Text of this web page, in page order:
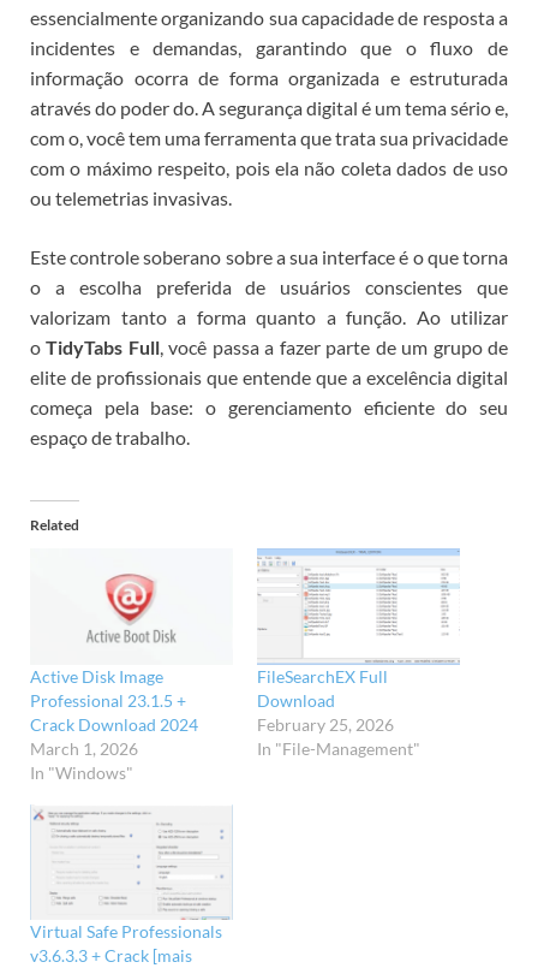
essencialmente organizando sua capacidade de resposta a
incidentes e demandas, garantindo que o fluxo de
informação ocorra de forma organizada e estruturada
através do poder do.A segurança digital é um tema sério e,
com o, você tem uma ferramenta que trata sua privacidade
com o máximo respeito, pois ela não coleta dados de uso
ou telemetrias invasivas.
Este controle soberano sobre a sua interface é o que torna
o a escolha preferida de usuários conscientes que
valorizam tanto a forma quanto a função. Ao utilizar
oTidyTabs Full, você passa a fazer parte de um grupo de
elite de profissionais que entende que a excelência digital
começa pela base: o gerenciamento eficiente do seu
espaço de trabalho.
Related
Active Disk Image
Professional 23.1.5 +
Crack Download 2024
March 1, 2026
In "Windows"
FileSearchEX Full
Download
February 25, 2026
In "File-Management"
Virtual Safe Professionals
v3.6.3.3 + Crack [mais